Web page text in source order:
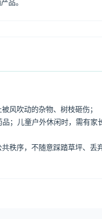
品。
风吹动的杂物、树枝砸伤；
；儿童户外休闲时，需有家
秩序，不随意踩踏草坪、丢